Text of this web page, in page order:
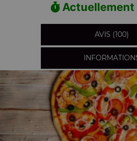
Actuellement
AVIS (100)